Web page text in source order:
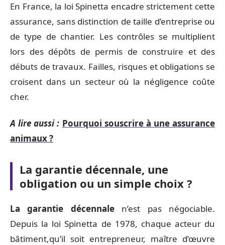
En France, la loi Spinetta encadre strictement cette
assurance, sans distinction de taille d’entreprise ou
de type de chantier. Les contrôles se multiplient
lors des dépôts de permis de construire et des
débuts de travaux. Failles, risques et obligations se
croisent dans un secteur où la négligence coûte
cher.
A lire aussi : Pourquoi souscrire à une assurance
animaux ?
La garantie décennale, une
obligation ou un simple choix ?
La garantie décennalen’est pas négociable.
Depuis la loi Spinetta de 1978, chaque acteur du
bâtiment,qu’il soit entrepreneur, maître d’œuvre